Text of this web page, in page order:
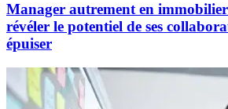
Manager autrement en
révéler le potentiel de ses
épuiser